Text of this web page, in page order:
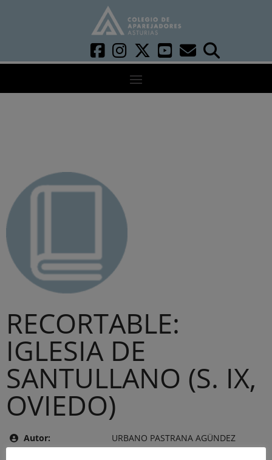
RECORTABLE:
IGLESIA DE
SANTULLANO (S. IX,
OVIEDO)
Autor:
URBANO PASTRANA AGÜNDEZ